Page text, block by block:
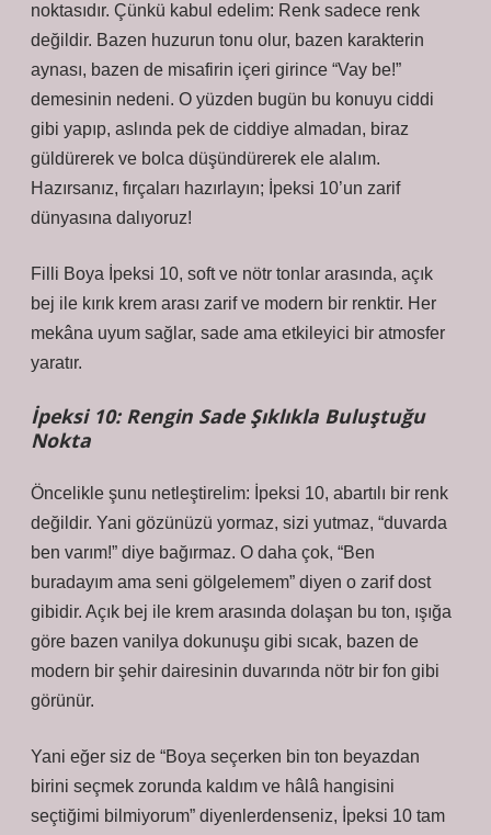
noktasıdır. Çünkü kabul edelim: Renk sadece renk
değildir. Bazen huzurun tonu olur, bazen karakterin
aynası, bazen de misafirin içeri girince “Vay be!”
demesinin nedeni. O yüzden bugün bu konuyu ciddi
gibi yapıp, aslında pek de ciddiye almadan, biraz
güldürerek ve bolca düşündürerek ele alalım.
Hazırsanız, fırçaları hazırlayın; İpeksi 10’un zarif
dünyasına dalıyoruz!
Filli Boya İpeksi 10, soft ve nötr tonlar arasında, açık
bej ile kırık krem arası zarif ve modern bir renktir. Her
mekâna uyum sağlar, sade ama etkileyici bir atmosfer
yaratır.
İpeksi 10: Rengin Sade Şıklıkla Buluştuğu
Nokta
Öncelikle şunu netleştirelim: İpeksi 10, abartılı bir renk
değildir. Yani gözünüzü yormaz, sizi yutmaz, “duvarda
ben varım!” diye bağırmaz. O daha çok, “Ben
buradayım ama seni gölgelemem” diyen o zarif dost
gibidir. Açık bej ile krem arasında dolaşan bu ton, ışığa
göre bazen vanilya dokunuşu gibi sıcak, bazen de
modern bir şehir dairesinin duvarında nötr bir fon gibi
görünür.
Yani eğer siz de “Boya seçerken bin ton beyazdan
birini seçmek zorunda kaldım ve hâlâ hangisini
seçtiğimi bilmiyorum” diyenlerdenseniz, İpeksi 10 tam